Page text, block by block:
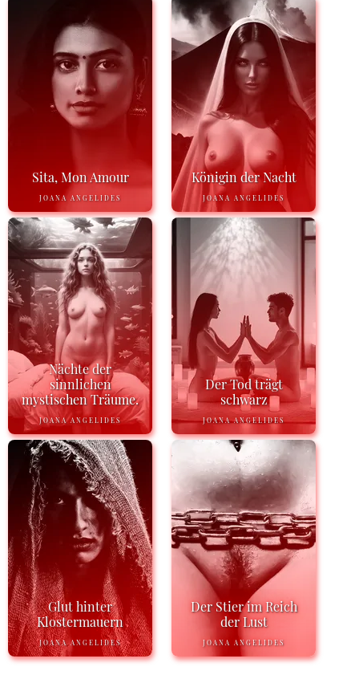
Sita, Mon Amour
JOANA ANGELIDES
Königin der Nacht
JOANA ANGELIDES
Nächte der
sinnlichen
mystischen Träume.
JOANA ANGELIDES
Der Tod trägt
schwarz
JOANA ANGELIDES
Glut hinter
Klostermauern
JOANA ANGELIDES
Der Stier im Reich
der Lust
JOANA ANGELIDES